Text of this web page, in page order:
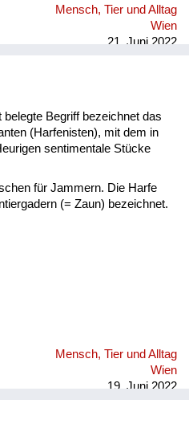
Mensch, Tier und Alltag
Wien
21. Juni 2022
Begriff bezeichnet das
(Harfenisten), mit dem in
sentimentale Stücke
für Jammern. Die Harfe
(= Zaun) bezeichnet.
Mensch, Tier und Alltag
Wien
19. Juni 2022